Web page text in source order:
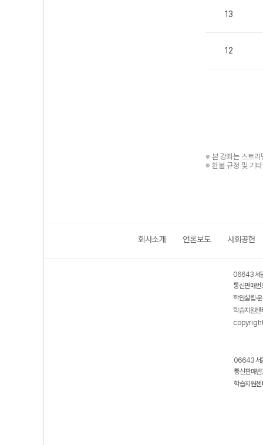
13
12
※ 본 강좌는 스트리
※ 환불 규정 및 기
회사소개 언론보도 사회공헌
06643 서
통신판매
학원설립·
학습지원
06643 서
통신판매
학습지원